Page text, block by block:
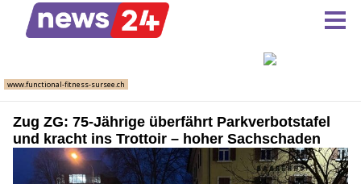
Zug ZG: 75-Jährige überfährt Parkverbotstafel
und kracht ins Trottoir – hoher Sachschaden